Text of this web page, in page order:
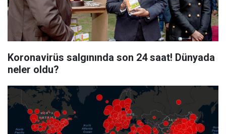
Koronavirüs salgınında son 24 saat! Dünyada
neler oldu?